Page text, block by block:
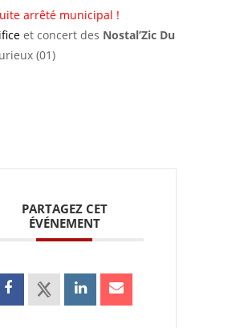
arrêté municipal !
et concert des Nostal’Zic Du
(01)
PARTAGEZ CET
ÉVÉNEMENT